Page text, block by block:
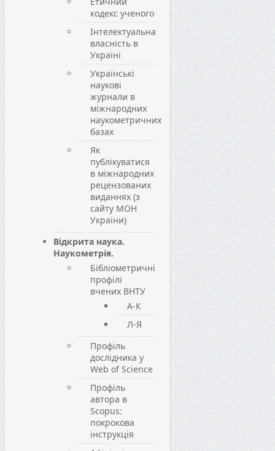
кодекс ученого
Інтелектуальна
власність в
Україні
Українські
наукові
журнали в
міжнародних
наукометричних
базах
Як
публікуватися
в міжнародних
рецензованих
виданнях (з
сайту МОН
України)
Відкрита наука.
Наукометрія.
Бібліометричні
профілі
вчених ВНТУ
А-К
Л-Я
Профіль
дослідника у
Web of Science
Профіль
автора в
Scopus:
покрокова
інструкція